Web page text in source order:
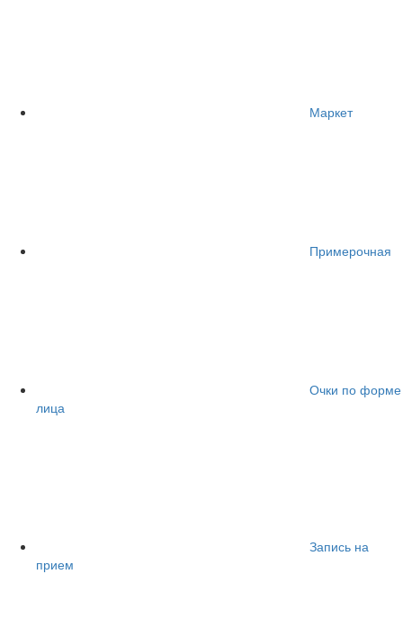
Маркет
Примерочная
Очки по форме
лица
Запись на
прием